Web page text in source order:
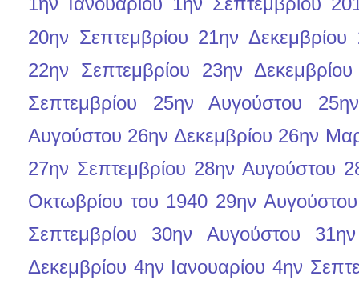
20ην Σεπτεμβρίου 21ην Δεκεμβρίου
22ην Σεπτεμβρίου
23ην Δεκεμβρίου
Σεπτεμβρίου
25ην Αυγούστου
Αυγούστου 26ην Δεκεμβρίου 26ην
27ην Σεπτεμβρίου 28ην Αυγούστου
Οκτωβρίου του 1940 29ην Αυγούστου
Σεπτεμβρίου
30ην Αυγούστου
Δεκεμβρίου 4ην Ιανουαρίου 4ην